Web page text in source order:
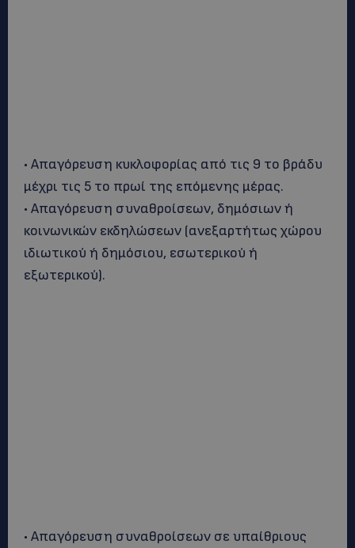
• Απαγόρευση κυκλοφορίας από τις 9 το βράδυ
μέχρι τις 5 το πρωί της επόμενης μέρας.
• Απαγόρευση συναθροίσεων, δημόσιων ή
κοινωνικών εκδηλώσεων (ανεξαρτήτως χώρου
ιδιωτικού ή δημόσιου, εσωτερικού ή
εξωτερικού).
• Απαγόρευση συναθροίσεων σε υπαίθριους